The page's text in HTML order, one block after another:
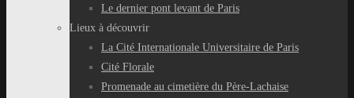
Le dernier pont levant de Paris
Lieux à découvrir
La Cité Internationale Universitaire de Paris
Cité Florale
Promenade au cimetière du Père-Lachaise